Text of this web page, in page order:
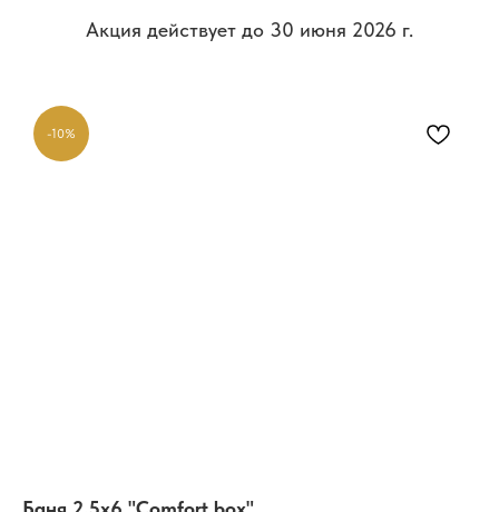
Акция действует до 30 июня 2026 г.
-10%